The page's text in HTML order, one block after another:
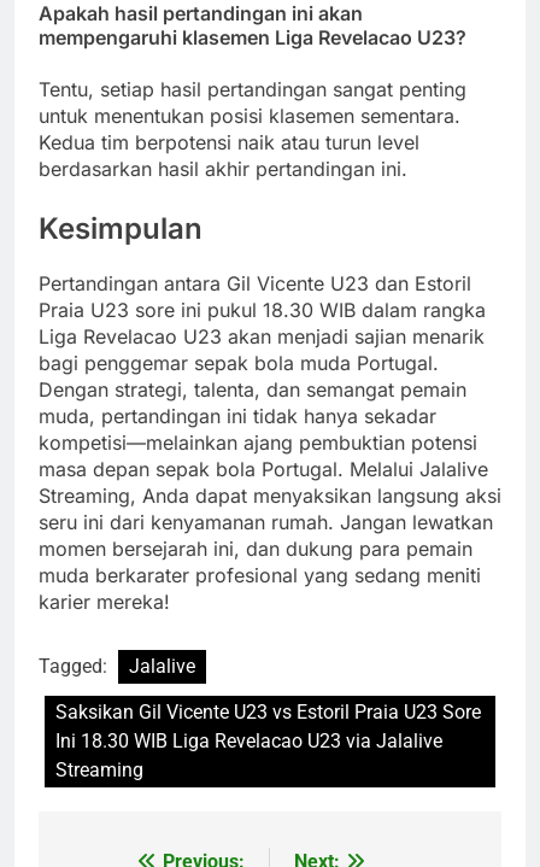
Apakah hasil pertandingan ini akan
mempengaruhi klasemen Liga Revelacao U23?
Tentu, setiap hasil pertandingan sangat penting
untuk menentukan posisi klasemen sementara.
Kedua tim berpotensi naik atau turun level
berdasarkan hasil akhir pertandingan ini.
Kesimpulan
Pertandingan antara Gil Vicente U23 dan Estoril
Praia U23 sore ini pukul 18.30 WIB dalam rangka
Liga Revelacao U23 akan menjadi sajian menarik
bagi penggemar sepak bola muda Portugal.
Dengan strategi, talenta, dan semangat pemain
muda, pertandingan ini tidak hanya sekadar
kompetisi—melainkan ajang pembuktian potensi
masa depan sepak bola Portugal. Melalui Jalalive
Streaming, Anda dapat menyaksikan langsung aksi
seru ini dari kenyamanan rumah. Jangan lewatkan
momen bersejarah ini, dan dukung para pemain
muda berkarater profesional yang sedang meniti
karier mereka!
Tagged:
Jalalive
Saksikan Gil Vicente U23 vs Estoril Praia U23 Sore
Ini 18.30 WIB Liga Revelacao U23 via Jalalive
Streaming
Previous:
Next: